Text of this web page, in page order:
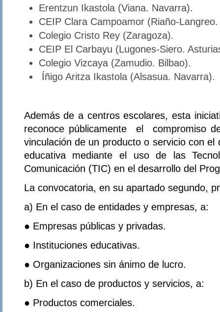
Erentzun Ikastola (Viana. Navarra).
CEIP Clara Campoamor (Riaño-
Colegio Cristo Rey (Zaragoza).
CEIP El Carbayu (Lugones-Siero.
Colegio Vizcaya (Zamudio. Bilbao).
Íñigo Aritza Ikastola (Alsasua. Navarra).
Además de a centros escolares, esta
reconoce públicamente el compromiso
vinculación de un producto o servicio con
educativa mediante el uso de las
Comunicación (TIC) en el desarrollo del
La convocatoria, en su apartado segundo,
a) En el caso de entidades y empresas, a:
● Empresas públicas y privadas.
● Instituciones educativas.
● Organizaciones sin ánimo de lucro.
b) En el caso de productos y servicios, a:
● Productos comerciales.